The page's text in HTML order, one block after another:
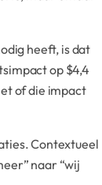
heeft, is dat
op $4,4
of die impact
Contextueel
naar “wij